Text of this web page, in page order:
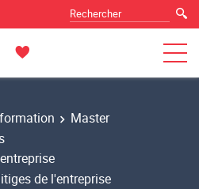
Master
de l'entreprise